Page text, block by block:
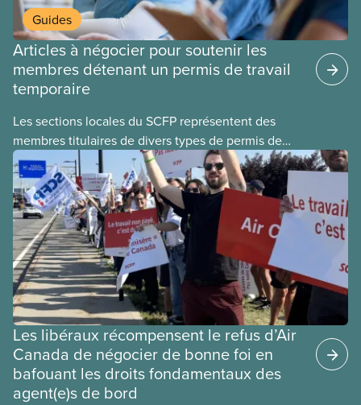
Guides
Articles à négocier pour soutenir les
membres détenant un permis de travail
temporaire
Les sections locales du SCFP représentent des
membres titulaires de divers types de permis de
travail temporaires, incluant les permis pour
travailleuses et travailleurs étrangers temporaires,
les permis d’études et les permis de
travail postdiplôme.
Les libéraux récompensent le refus d’Air
Canada de négocier de bonne foi en
bafouant les droits fondamentaux des
agent(e)s de bord